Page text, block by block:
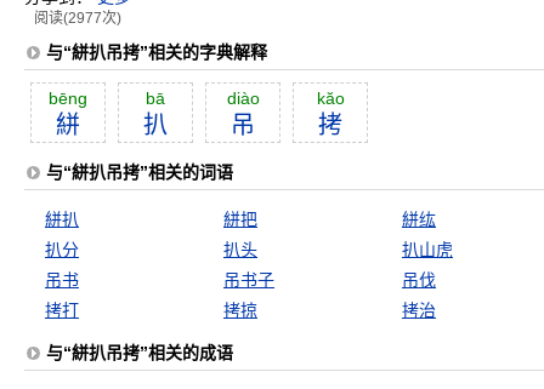
阅读(2977次)
与“絣扒吊拷”相关的字典解释
bēng
絣
bā
扒
diào
吊
kăo
拷
与“絣扒吊拷”相关的词语
絣扒 絣把
絣纮
扒分
扒头
扒山虎
吊书
吊书子
吊伐
拷打
拷掠 拷治
与“絣扒吊拷”相关的成语